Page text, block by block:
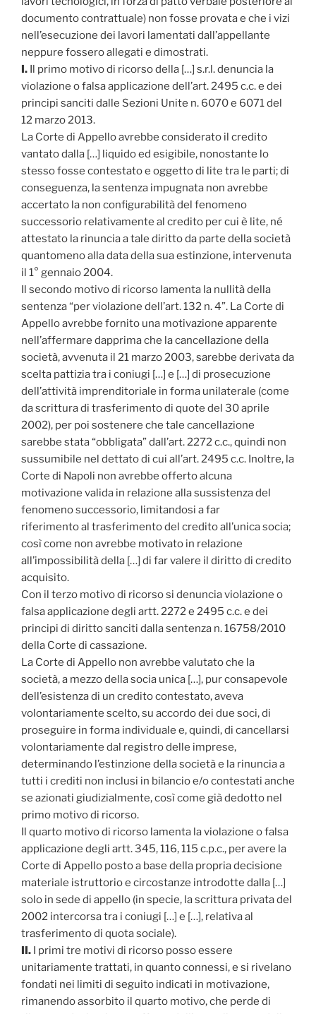
documento contrattuale) non fosse provata e che i vizi
nell’esecuzione dei lavori lamentati dall’appellante
neppure fossero allegati e dimostrati.
I. Il primo motivo di ricorso della […] s.r.l. denuncia la
violazione o falsa applicazione dell’art. 2495 c.c. e dei
principi sanciti dalle Sezioni Unite n. 6070 e 6071 del
12 marzo 2013.
La Corte di Appello avrebbe considerato il credito
vantato dalla […] liquido ed esigibile, nonostante lo
stesso fosse contestato e oggetto di lite tra le parti; di
conseguenza, la sentenza impugnata non avrebbe
accertato la non configurabilità del fenomeno
successorio relativamente al credito per cui è lite, né
attestato la rinuncia a tale diritto da parte della società
quantomeno alla data della sua estinzione, intervenuta
il 1° gennaio 2004.
Il secondo motivo di ricorso lamenta la nullità della
sentenza “per violazione dell’art. 132 n. 4”. La Corte di
Appello avrebbe fornito una motivazione apparente
nell’affermare dapprima che la cancellazione della
società, avvenuta il 21 marzo 2003, sarebbe derivata da
scelta pattizia tra i coniugi […] e […] di prosecuzione
dell’attività imprenditoriale in forma unilaterale (come
da scrittura di trasferimento di quote del 30 aprile
2002), per poi sostenere che tale cancellazione
sarebbe stata “obbligata” dall’art. 2272 c.c., quindi non
sussumibile nel dettato di cui all’art. 2495 c.c. Inoltre, la
Corte di Napoli non avrebbe offerto alcuna
motivazione valida in relazione alla sussistenza del
fenomeno successorio, limitandosi a far
riferimento al trasferimento del credito all’unica socia;
così come non avrebbe motivato in relazione
all’impossibilità della […] di far valere il diritto di credito
acquisito.
Con il terzo motivo di ricorso si denuncia violazione o
falsa applicazione degli artt. 2272 e 2495 c.c. e dei
principi di diritto sanciti dalla sentenza n. 16758/2010
della Corte di cassazione.
La Corte di Appello non avrebbe valutato che la
società, a mezzo della socia unica […], pur consapevole
dell’esistenza di un credito contestato, aveva
volontariamente scelto, su accordo dei due soci, di
proseguire in forma individuale e, quindi, di cancellarsi
volontariamente dal registro delle imprese,
determinando l’estinzione della società e la rinuncia a
tutti i crediti non inclusi in bilancio e/o contestati anche
se azionati giudizialmente, così come già dedotto nel
primo motivo di ricorso.
Il quarto motivo di ricorso lamenta la violazione o falsa
applicazione degli artt. 345, 116, 115 c.p.c., per avere la
Corte di Appello posto a base della propria decisione
materiale istruttorio e circostanze introdotte dalla […]
solo in sede di appello (in specie, la scrittura privata del
2002 intercorsa tra i coniugi […] e […], relativa al
trasferimento di quota sociale).
II. I primi tre motivi di ricorso posso essere
unitariamente trattati, in quanto connessi, e si rivelano
fondati nei limiti di seguito indicati in motivazione,
rimanendo assorbito il quarto motivo, che perde di